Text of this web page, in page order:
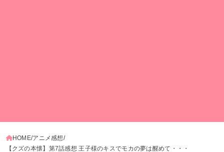
HOME アニメ感想
【クズの本懐】第7話感想 王子様のキスでモカの夢は醒めて・・・